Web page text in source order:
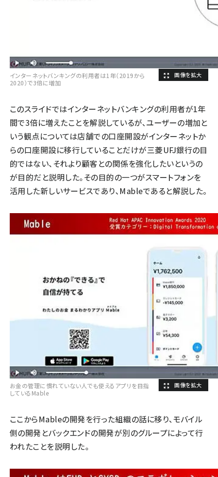
インターネットバンキングの利用者は1年（2019から
2020）で3倍に増加
このスライドではインターネットバンキングの利用者が1年
間で3倍に増えたことを解説しているが、ユーザーの増加と
いう観点については店舗での口座開設がインターネットか
らの口座開設に移行していることだけが三菱UFJ銀行の目
的ではない、それより顧客との関係を強化したいというの
が目的だと説明した。その目的の一つがスマートフォンを
活用した新しいサービスであり、Mableであると解説した。
お金の管理に慣れていない人でも使えるアプリを目指
しているMable
ここからMableの開発を行った組織の話に移り、モバイル
側の開発とバックエンドの開発が別のグループによって行
われたことを説明した。